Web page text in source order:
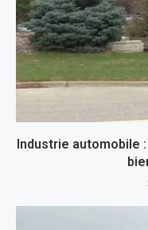
Industrie automobile